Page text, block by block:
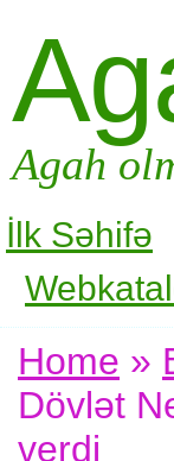
Agah
İlk Səhifə
Home »
Dövlət
verdi